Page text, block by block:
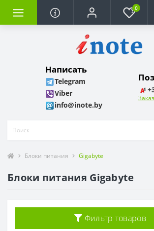
0
Написать
Telegram
Viber
info@inote.by
Блоки питания Gigabyte
Блоки питания Gigabyte
Фильтр товаров